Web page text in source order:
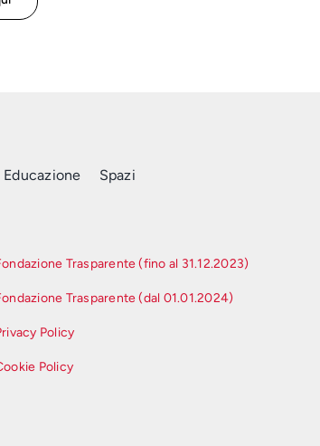
Educazione Spazi
Trasparente (fino al 31.12.2023)
Trasparente (dal 01.01.2024)
Policy
Policy